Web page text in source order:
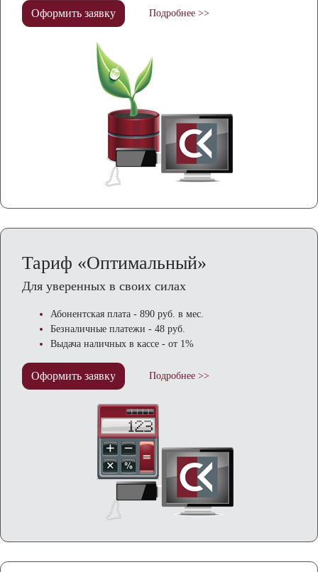
Оформить заявку Подробнее >>
Тариф «Оптимальный»
Для уверенных в своих силах
Абонентская плата - 890 руб. в мес.
Безналичные платежи - 48 руб.
Выдача наличных в кассе - от 1%
Оформить заявку Подробнее >>